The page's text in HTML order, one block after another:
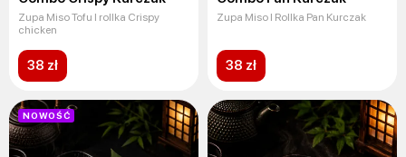
Zupa Miso Tofu I rollka Crispy
chicken
38 zł
Zupa Miso I Rollka Pan Kurczak
38 zł
NOWOŚĆ